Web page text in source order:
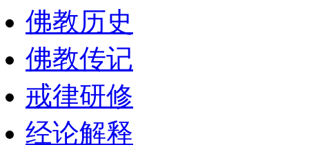
佛教历史
佛教传记
戒律研修
经论解释